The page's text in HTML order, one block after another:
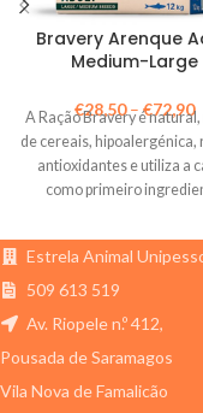
Bravery Arenque
Medium-Large
€28,50–€72,90
A Ração Bravery é
de cereais, hipoalergénica,
antioxidantes e utiliza a
como primeiro
Estrela Animal
509 613 519
Av. Riopele n.º 412,
Pousada de Saramagos
Vila Nova de Famalicão